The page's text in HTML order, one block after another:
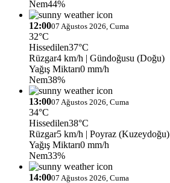
Nem44%
12:0007 Ağustos 2026, Cuma
32°C
Hissedilen37°C
Rüzgar4 km/h | Gündoğusu (Doğu)
Yağış Miktarı0 mm/h
Nem38%
13:0007 Ağustos 2026, Cuma
34°C
Hissedilen38°C
Rüzgar5 km/h | Poyraz (Kuzeydoğu)
Yağış Miktarı0 mm/h
Nem33%
14:0007 Ağustos 2026, Cuma